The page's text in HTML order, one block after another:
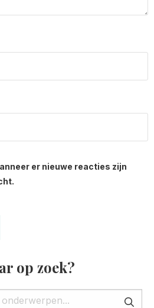
er nieuwe reacties zijn
op zoek?